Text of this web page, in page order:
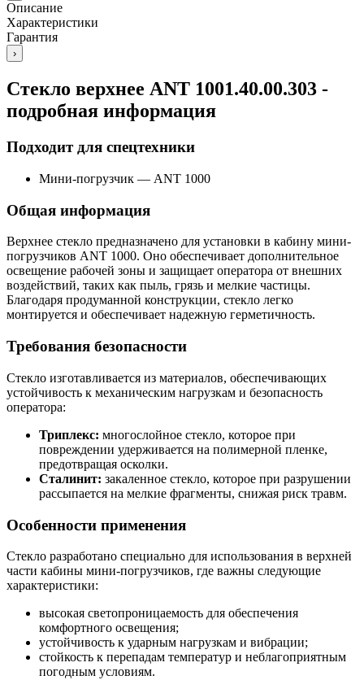
Описание
Характеристики
Гарантия
›
Стекло верхнее ANT 1001.40.00.303 -
подробная информация
Подходит для спецтехники
Мини-погрузчик — ANT 1000
Общая информация
Верхнее стекло предназначено для установки в кабину мини-
погрузчиков ANT 1000. Оно обеспечивает дополнительное
освещение рабочей зоны и защищает оператора от внешних
воздействий, таких как пыль, грязь и мелкие частицы.
Благодаря продуманной конструкции, стекло легко
монтируется и обеспечивает надежную герметичность.
Требования безопасности
Стекло изготавливается из материалов, обеспечивающих
устойчивость к механическим нагрузкам и безопасность
оператора:
Триплекс: многослойное стекло, которое при
повреждении удерживается на полимерной пленке,
предотвращая осколки.
Сталинит: закаленное стекло, которое при разрушении
рассыпается на мелкие фрагменты, снижая риск травм.
Особенности применения
Стекло разработано специально для использования в верхней
части кабины мини-погрузчиков, где важны следующие
характеристики:
высокая светопроницаемость для обеспечения
комфортного освещения;
устойчивость к ударным нагрузкам и вибрации;
стойкость к перепадам температур и неблагоприятным
погодным условиям.